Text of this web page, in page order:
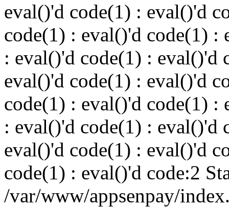
eval()'d code(1) : eval()'d
code(1) : eval()'d code(1) :
: eval()'d code(1) : eval()'d
eval()'d code(1) : eval()'d
code(1) : eval()'d code(1) :
: eval()'d code(1) : eval()'d
eval()'d code(1) : eval()'d
code(1) : eval()'d code:2
/var/www/appsenpay/